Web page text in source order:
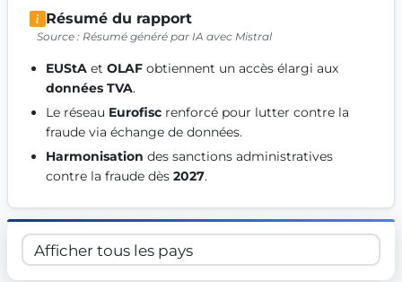
Get Involved
Become a member:Join us to advance digital democracy
Volunteer:
Contribute your skills in technology, design,
Support democracy:Help us strengthen accountability
Résumé du rapport
Source : Résumé généré par IA avec Mistral
EUStA et OLAF
données TVA.
Le réseau Eurofisc renforcé pour lutter contre la
fraude via échange de données.
Harmonisation des sanctions administratives
contre la fraude dès 2027.